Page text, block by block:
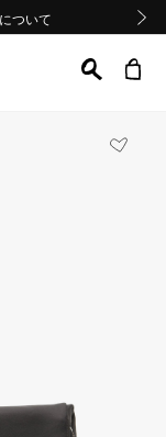
ついて
ついて